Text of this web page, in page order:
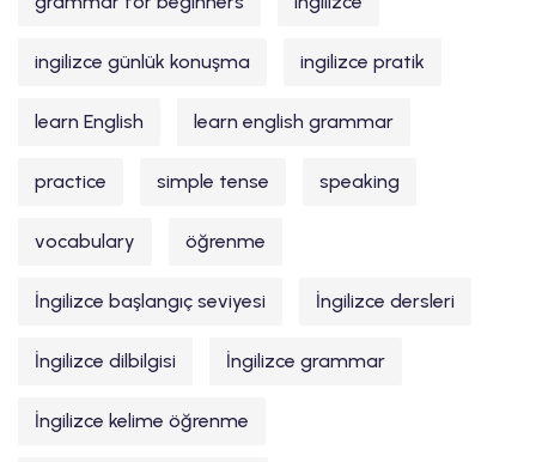
ingilizce günlük konuşma ingilizce pratik
learn English learn english grammar
practice simple tense speaking
vocabulary öğrenme
İngilizce başlangıç seviyesi İngilizce dersleri
İngilizce dilbilgisi İngilizce grammar
İngilizce kelime öğrenme